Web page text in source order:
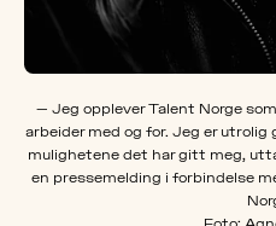
— Jeg opplever Talent Norge
arbeider med og for. Jeg er
mulighetene det har gitt meg,
en pressemelding i forbindelse